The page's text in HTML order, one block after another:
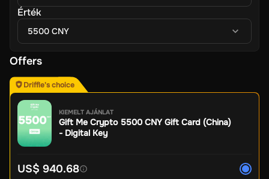
Érték
5500 CNY
Offers
Driffle's choice
KIEMELT AJÁNLAT
Gift Me Crypto 5500 CNY Gift Card (China)
- Digital Key
US$ 940.68